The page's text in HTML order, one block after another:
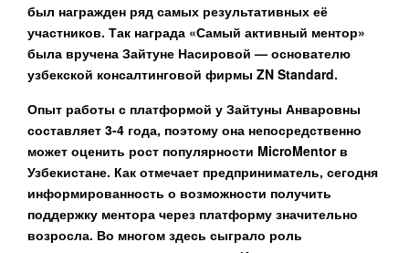
был награжден ряд самых результативных её
участников. Так награда «Самый активный ментор»
была вручена Зайтуне Насировой — основателю
узбекской консалтинговой фирмы ZN Standard.
Опыт работы с платформой у Зайтуны Анваровны
составляет 3-4 года, поэтому она непосредственно
может оценить рост популярности MicroMentor в
Узбекистане. Как отмечает предприниматель, сегодня
информированность о возможности получить
поддержку ментора через платформу значительно
возросла. Во многом здесь сыграло роль